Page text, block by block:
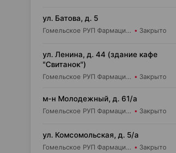
ул. Батова, д. 5
Гомельское РУП Фармация Аптека №168 Закрыто
ул. Ленина, д. 44 (здание кафе
"Свитанок")
Гомельское РУП Фармация Аптека №168/9 Закрыто
м-н Молодежный, д. 61/а
Гомельское РУП Фармация Аптека №206 Закрыто
ул. Комсомольская, д. 5/а
Гомельское РУП Фармация Аптека №57 Закрыто